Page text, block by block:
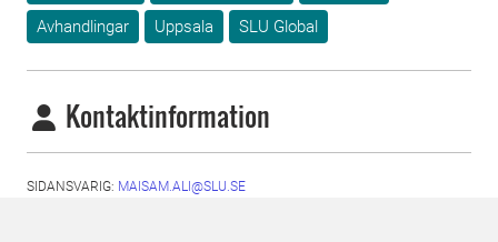
Avhandlingar
Uppsala SLU Global
Kontaktinformation
SIDANSVARIG: MAISAM.ALI@SLU.SE